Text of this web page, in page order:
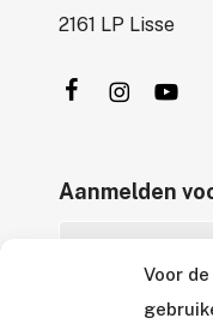
Voor
2161 LP Lisse
Aanmelden